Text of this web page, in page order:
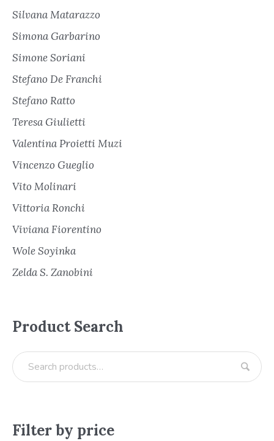
Silvana Matarazzo
Simona Garbarino
Simone Soriani
Stefano De Franchi
Stefano Ratto
Teresa Giulietti
Valentina Proietti Muzi
Vincenzo Gueglio
Vito Molinari
Vittoria Ronchi
Viviana Fiorentino
Wole Soyinka
Zelda S. Zanobini
Product Search
Filter by price